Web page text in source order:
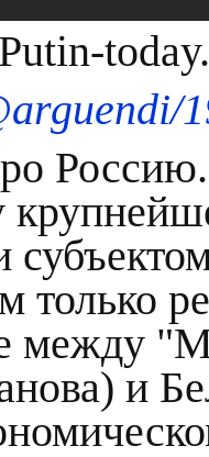
только
между
и